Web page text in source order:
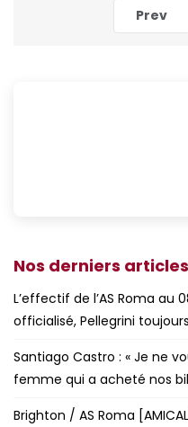
Prev
Nos derniers articles
L’effectif de l’AS Roma au
officialisé, Pellegrini
Santiago Castro : « Je ne
femme qui a acheté nos
Brighton / AS Roma